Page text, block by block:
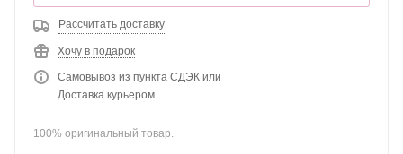
Рассчитать доставку
Хочу в подарок
Самовывоз из пункта СДЭК или
Доставка курьером
100% оригинальный товар.